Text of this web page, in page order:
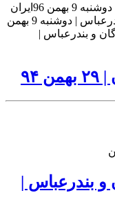
روزنامه استخدامی هرمزگان و بندرعباس | دوشنبه 9 بهمن 96ایران
استخدام روزنامه استخدامی هرمزگان و بندرعباس | دوشنبه 9 بهمن
و بندرعباس |
و بندرعباس |